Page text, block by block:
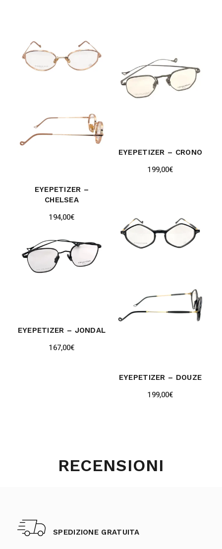
EYEPETIZER –
CHELSEA
194,00€
EYEPETIZER – CRONO
199,00€
EYEPETIZER – JONDAL
167,00€
EYEPETIZER – DOUZE
199,00€
RECENSIONI
SPEDIZIONE GRATUITA